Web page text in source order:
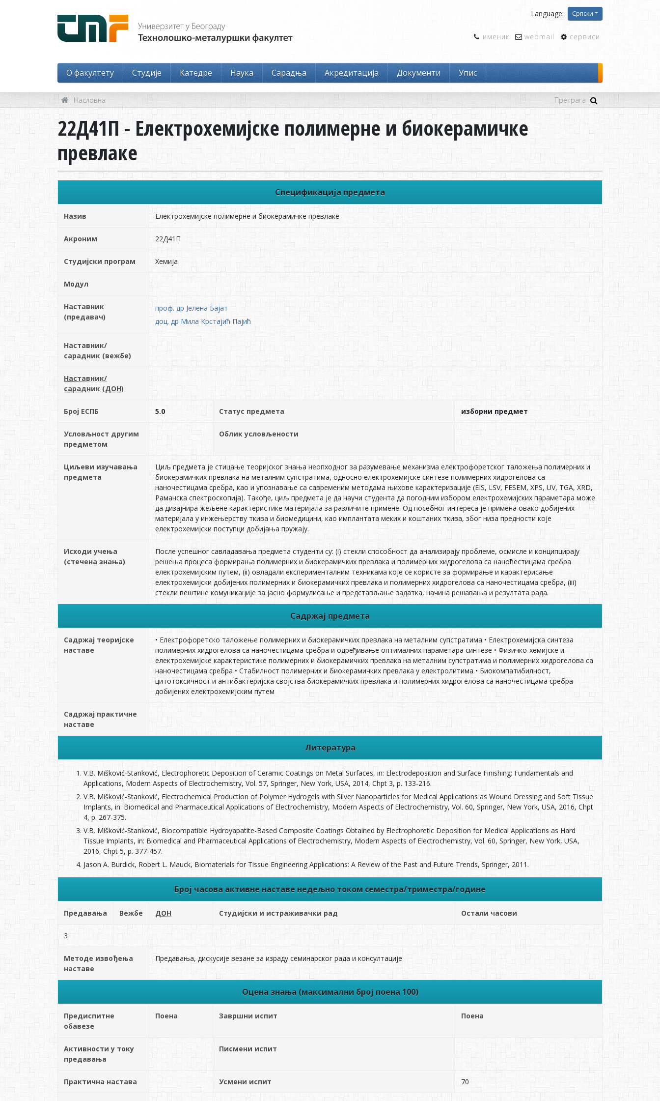
Language: Српски
именик webmail сервиси
O факултету Студије Катедре Наука Сарадња Акредитација Документи Упис
Насловна
22Д41П - Електрохемијске полимерне и биокерамичке
превлаке
Спецификација предмета
Назив Електрохемијске полимерне и биокерамичке превлаке
Акроним 22Д41П
Студијски програм Хемија
Модул
Наставник
(предавач)
проф. др Јелена Бајат
доц. др Мила Крстајић Пајић
Наставник/
сарадник (вежбе)
Наставник/
сарадник (ДОН)
Број ЕСПБ 5.0 Статус предмета изборни предмет
Условљност другим
предметом
Облик условљености
Циљеви изучавања
предмета
Циљ предмета је стицање теоријског знања неопходног за разумевање механизма електрофоретског таложења полимерних и
биокерамичких превлака на металним супстратима, односно електрохемијске синтезе полимерних хидрогелова са
наночестицама сребра, као и упознавање са савременим методама њихове карактеризације (EIS, LSV, FESEM, XPS, UV, TGA, XRD,
Раманска спектроскопија). Такође, циљ предмета је да научи студента да погодним избором електрохемијских параметара може
да дизајнира жељене карактеристике материјала за различите примене. Од посебног интереса је примена овако добијених
материјала у инжењерству ткива и биомедицини, као имплантата меких и коштаних ткива, због низа предности које
електрохемијски поступци добијања пружају.
Исходи учења
(стечена знања)
После успешног савладавања предмета студенти су: (i) стекли способност да анализирају проблеме, осмисле и конципцирају
решења процеса формирања полимерних и биокерамичких превлака и полимерних хидрогелова са наноћестицама сребра
електрохемијским путем, (ii) овладали експерименталним техникама које се користе за формирање и карактерисање
електрохемијски добијених полимерних и биокерамичких превлака и полимерних хидрогелова са наночестицама сребра, (iii)
стекли вештине комуникације за јасно формулисање и представљање задатка, начина решавања и резултата рада.
Садржај предмета
Садржај теоријске
наставе
• Електрофоретско таложење полимерних и биокерамичких превлака на металним супстратима • Електрохемијска синтеза
полимерних хидрогелова са наночестицама сребра и одређивање оптималних параметара синтезе • Физичко-хемијске и
електрохемијске карактеристике полимерних и биокерамичких превлака на металним супстратима и полимерних хидрогелова са
наночестицама сребра • Стабилност полимерних и биокерамичких превлака у електролитима • Биокомпатибилност,
цитотоксичност и антибактеријска својства биокерамичких превлака и полимерних хидрогелова са наночестицама сребра
добијених електрохемијским путем
Садржај практичне
наставе
Литература
V.B. Mišković-Stanković, Electrophoretic Deposition of Ceramic Coatings on Metal Surfaces, in: Electrodeposition and Surface Finishing: Fundamentals and
Applications, Modern Aspects of Electrochemistry, Vol. 57, Springer, New York, USA, 2014, Chpt 3, p. 133-216.
V.B. Mišković-Stanković, Electrochemical Production of Polymer Hydrogels with Silver Nanoparticles for Medical Applications as Wound Dressing and Soft Tissue
Implants, in: Biomedical and Pharmaceutical Applications of Electrochemistry, Modern Aspects of Electrochemistry, Vol. 60, Springer, New York, USA, 2016, Chpt
4, p. 267-375.
V.B. Mišković-Stanković, Biocompatible Hydroyapatite-Based Composite Coatings Obtained by Electrophoretic Deposition for Medical Applications as Hard
Tissue Implants, in: Biomedical and Pharmaceutical Applications of Electrochemistry, Modern Aspects of Electrochemistry, Vol. 60, Springer, New York, USA,
2016, Chpt 5, p. 377-457.
Jason A. Burdick, Robert L. Mauck, Biomaterials for Tissue Engineering Applications: A Review of the Past and Future Trends, Springer, 2011.
Број часова активне наставе недељно током семестра/триместра/године
Предавања Вежбе ДОН Студијски и истраживачки рад Остали часови
3
Методе извођења
наставе
Предавања, дискусије везане за израду семинарског рада и консултације
Оцена знања (максимални број поена 100)
Предиспитне
обавезе
Поена Завршни испит Поена
Активности у току
предавања
Писмени испит
Практична настава Усмени испит 70